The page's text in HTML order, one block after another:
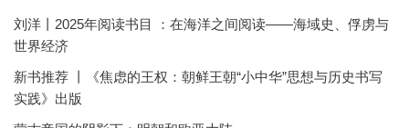
刘洋丨2025年阅读书目 ：在海洋之间阅读——海域史、俘虏与
世界经济
新书推荐 丨《焦虑的王权：朝鲜王朝“小中华”思想与历史书写
实践》出版